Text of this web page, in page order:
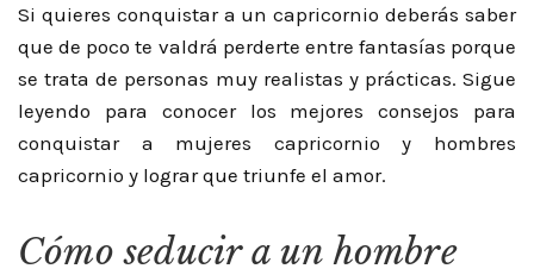
Si quieres conquistar a un capricornio deberás saber
que de poco te valdrá perderte entre fantasías porque
se trata de personas muy realistas y prácticas. Sigue
leyendo para conocer los mejores consejos para
conquistar a mujeres capricornio y hombres
capricornio y lograr que triunfe el amor.
Cómo seducir a un hombre